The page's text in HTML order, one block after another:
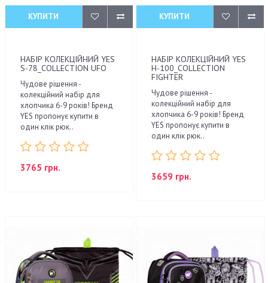
КУПИТИ
НАБІР КОЛЕКЦІЙНИЙ YES
S-78_COLLECTION UFO
Чудове рішення -
колекційний набір для
хлопчика 6-9 років! Бренд
YES пропонує купити в
один клік рюк..
3765 грн.
КУПИТИ
НАБІР КОЛЕКЦІЙНИЙ YES
H-100_COLLECTION
FIGHTER
Чудове рішення -
колекційний набір для
хлопчика 6-9 років! Бренд
YES пропонує купити в
один клік рюк..
3659 грн.